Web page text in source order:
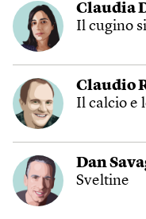
Claudia
Il cugino
Claudio
Il calcio e
Dan
Sveltine